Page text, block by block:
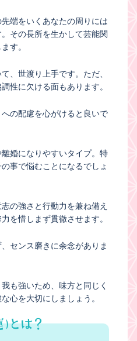
端をいくあなたの周りには
その長所を生かして芸能関
す。
、世渡り上手です。ただ、
性に欠ける面もあります。
の配慮を心がけると良いで
婚になりやすいタイプ。特
事で悩むことになるでしょ
の強さと行動力を兼ね備え
を惜しまず貫徹させます。
センス磨きに余念がありま
も強いため、味方と同じく
心を大切にしましょう。